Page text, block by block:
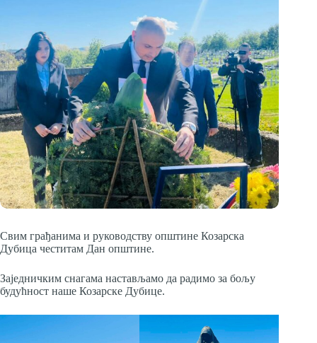
Свим грађанима и руководству општине Козарска
Дубица честитам Дан општине.
Заједничким снагама настављамо да радимо за бољу
будућност наше Козарске Дубице.